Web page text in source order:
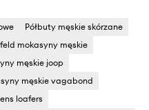
Półbuty męskie skórzane
mokasyny męskie
męskie joop
męskie vagabond
loafers